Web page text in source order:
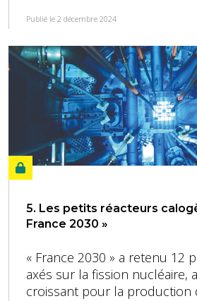
Publié le 2 décembre 2024
5. Les petits réacteurs
France 2030 »
« France 2030 » a retenu 12
axés sur la fission nucléaire,
croissant pour la production